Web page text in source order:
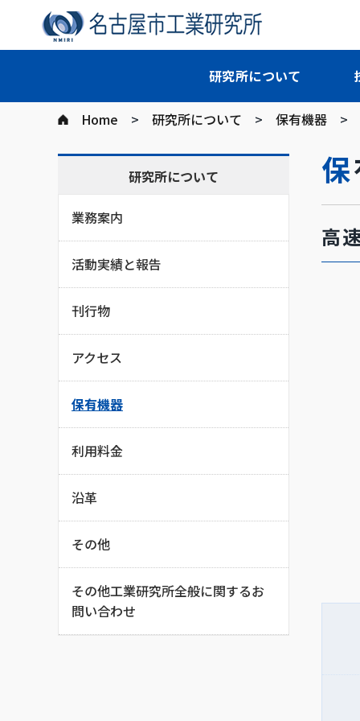
研究所について
Home 研究所について 保有機器
高
研究所について
業務案内
活動実績と報告
刊行物
アクセス
保有機器
利用料金
沿革
その他
その他工業研究所全般に関するお
問い合わせ